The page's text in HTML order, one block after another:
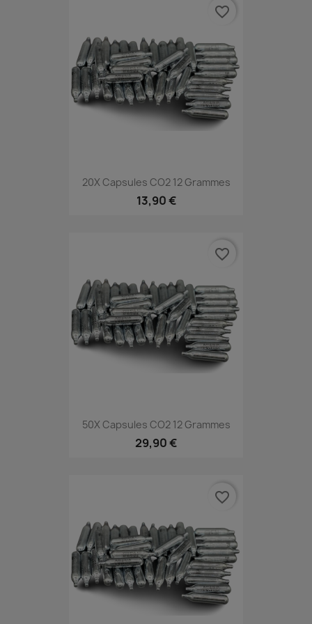
20X Capsules CO2 12 Grammes
13,90 €
favorite_border
50X Capsules CO2 12 Grammes
29,90 €
favorite_border
favorite_border